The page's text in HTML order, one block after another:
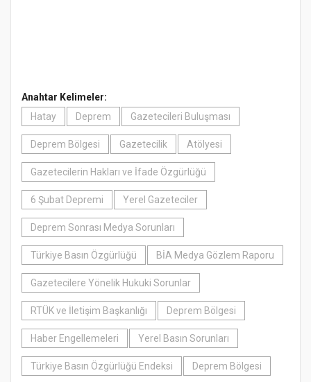
Anahtar Kelimeler:
Hatay
Deprem Gazetecileri Buluşması
Deprem Bölgesi Gazetecilik Atölyesi
Gazetecilerin Hakları ve İfade Özgürlüğü
6 Şubat Depremi Yerel Gazeteciler
Deprem Sonrası Medya Sorunları
Türkiye Basın Özgürlüğü BİA Medya Gözlem Raporu
Gazetecilere Yönelik Hukuki Sorunlar
RTÜK ve İletişim Başkanlığı Deprem Bölgesi
Haber Engellemeleri Yerel Basın Sorunları
Türkiye Basın Özgürlüğü Endeksi Deprem Bölgesi